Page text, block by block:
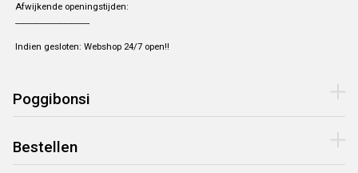
Afwijkende openingstijden:
-------------------------------
Indien gesloten: Webshop 24/7 open!!
Poggibonsi
Bestellen